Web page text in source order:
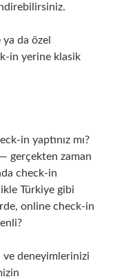
da özel
yerine klasik
yaptınız mı?
— gerçekten zaman
check‑in
Türkiye gibi
online check‑in
ve deneyimlerinizi